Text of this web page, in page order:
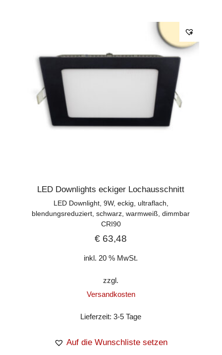
LED Downlights eckiger Lochausschnitt
LED Downlight, 9W, eckig, ultraflach,
blendungsreduziert, schwarz, warmweiß, dimmbar
CRI90
€ 63,48
inkl. 20 % MwSt.
zzgl.
Versandkosten
Lieferzeit:3-5 Tage
Auf die Wunschliste setzen